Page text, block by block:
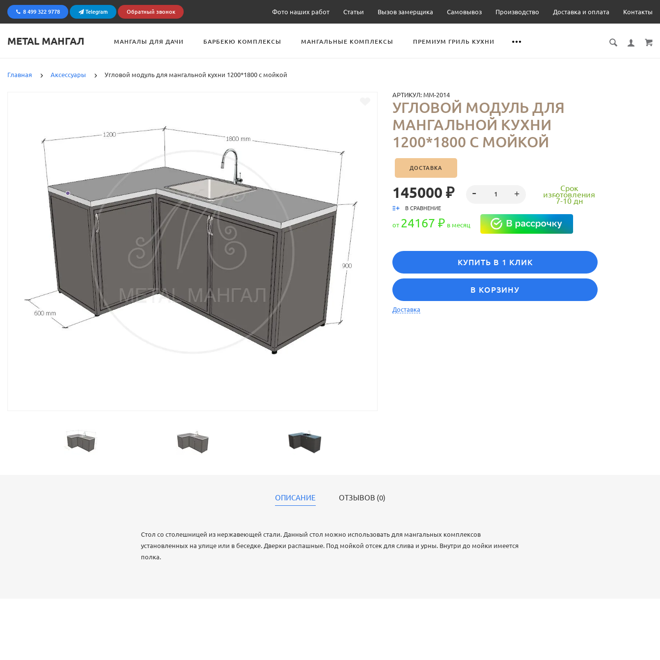
8 499 322 9778 Telegram Обратный звонок Фото наших работ Статьи Вызов замерщика Самовывоз Производство Доставка и оплата Контакты
METAL МАНГАЛ МАНГАЛЫ ДЛЯ ДАЧИ БАРБЕКЮ КОМПЛЕКСЫ МАНГАЛЬНЫЕ КОМПЛЕКСЫ ПРЕМИУМ ГРИЛЬ КУХНИ
Главная Аксессуары Угловой модуль для мангальной кухни 1200*1800 с мойкой
АРТИКУЛ: ММ-2014
УГЛОВОЙ МОДУЛЬ ДЛЯ
МАНГАЛЬНОЙ КУХНИ
1200*1800 С МОЙКОЙ
ДОСТАВКА
145000 ₽
В СРАВНЕНИЕ
Срок
изготовления
7-10 дн
от 24167 ₽ в месяц
КУПИТЬ В 1 КЛИК
В КОРЗИНУ
Доставка
ОПИСАНИЕ ОТЗЫВОВ (0)
Стол со столешницей из нержавеющей стали. Данный стол можно использовать для мангальных комплексов
установленных на улице или в беседке. Дверки распашные. Под мойкой отсек для слива и урны. Внутри до мойки имеется
полка.